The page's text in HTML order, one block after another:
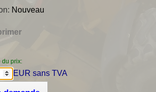
Nouveau
du prix:
EUR sans TVA